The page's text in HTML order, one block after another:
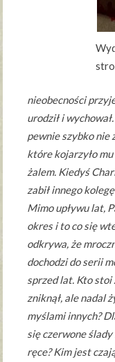
nieobecności
urodził i
pewnie szybko nie
które kojarzyło
żalem. Kiedyś
zabił innego
Mimo upływu lat,
okres i to co się
odkrywa, że
dochodzi do serii
sprzed lat. Kto
zniknął, ale nadal
myślami innych?
się czerwone
ręce? Kim jest